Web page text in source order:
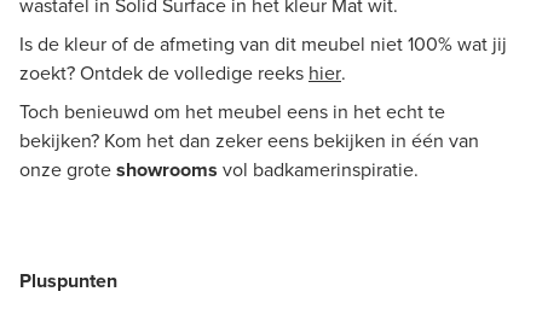
wastafel in Solid Surface in het kleur Mat wit.
Is de kleur of de afmeting van dit meubel niet 100% wat jij
zoekt? Ontdek de volledige reeks hier.
Toch benieuwd om het meubel eens in het echt te
bekijken? Kom het dan zeker eens bekijken in één van
onze groteshowrooms vol badkamerinspiratie.
Pluspunten